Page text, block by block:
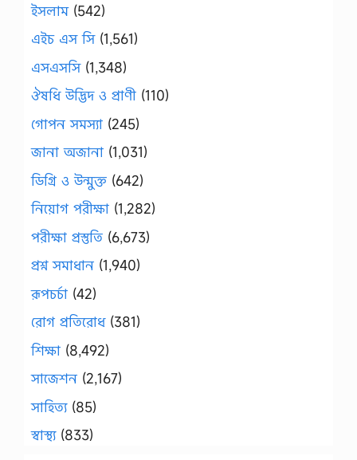
ইসলাম(542)
এইচ এস সি(1,561)
এসএসসি(1,348)
ঔষধি উদ্ভিদ ও প্রাণী (110)
গোপন সমস্যা (245)
জানা অজানা (1,031)
ডিগ্রি ও উন্মুক্ত (642)
নিয়োগ পরীক্ষা (1,282)
পরীক্ষা প্রস্তুতি (6,673)
প্রশ্ন সমাধান (1,940)
রূপচর্চা (42)
রোগ প্রতিরোধ(381)
শিক্ষা (8,492)
সাজেশন (2,167)
সাহিত্য(85)
স্বাস্থ্য(833)